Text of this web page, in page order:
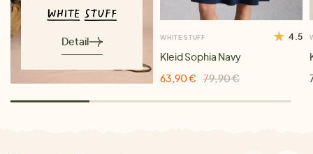
Detail WHITE STUFF 4.5
Kleid Sophia Navy
63,90 €
79,90 €